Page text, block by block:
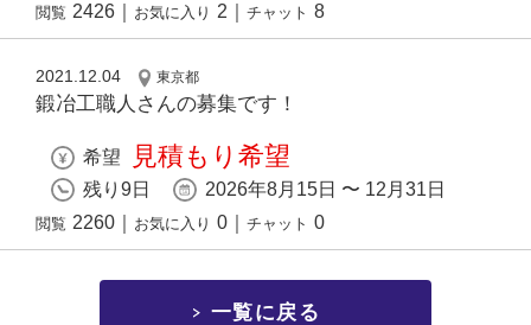
閲覧 2426 お気に入り 2 チャット 8
2021.12.04 東京都
鍛冶工職人さんの募集です！
希望 見積もり希望
残り9日 2026年8月15日 〜 12月31日
閲覧 2260 お気に入り 0 チャット 0
一覧に戻る